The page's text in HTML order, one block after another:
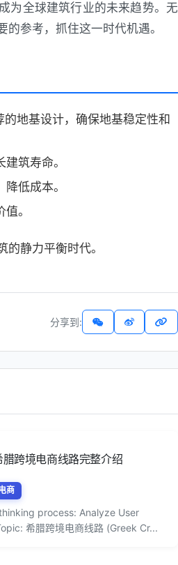
为全球建筑行业的未来趋势。无
参考，抓住这一时代机遇。
地基设计，确保地基稳定性和
筑寿命。
低成本。
。
静力平衡时代。
分享到:
腊跨境电商线路完整介绍
商
process: Analyze User
希腊跨境电商线路 (Greek Cr...